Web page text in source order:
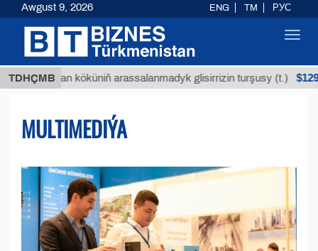
TDHÇMB
köküniň arassalanmadyk glisirrizin turşusy (t.) $12935,18
MULTIMEDIÝA
Awgust 9, 2026 ENG TM РУС